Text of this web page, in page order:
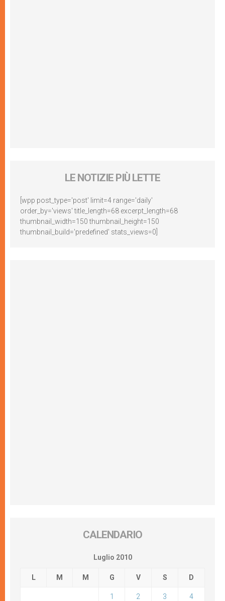
LE NOTIZIE PIÙ LETTE
[wpp post_type='post' limit=4 range='daily'
order_by='views' title_length=68 excerpt_length=68
thumbnail_width=150 thumbnail_height=150
thumbnail_build='predefined' stats_views=0]
CALENDARIO
Luglio 2010
L M M G V S D
1 2 3 4